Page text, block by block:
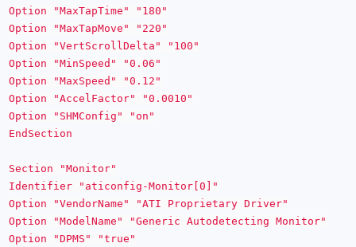
Option "MaxTapTime" "180"
Option "MaxTapMove" "220"
Option "VertScrollDelta" "100"
Option "MinSpeed" "0.06"
Option "MaxSpeed" "0.12"
Option "AccelFactor" "0.0010"
Option "SHMConfig" "on"
EndSection
Section "Monitor"
Identifier "aticonfig-Monitor[0]"
Option "VendorName" "ATI Proprietary Driver"
Option "ModelName" "Generic Autodetecting Monitor"
Option "DPMS" "true"